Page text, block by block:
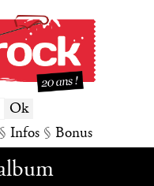
§ Infos § Bonus